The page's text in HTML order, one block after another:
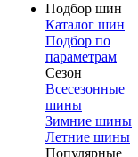
Подбор шин
Каталог шин
Подбор по
параметрам
Сезон
Всесезонные
шины
Зимние шины
Летние шины
Популярные